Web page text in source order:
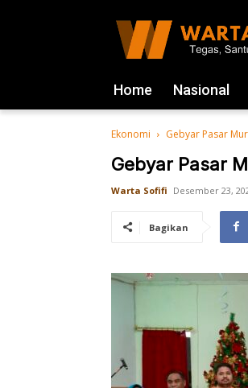
Home Nasional
Ekonomi Gebyar Pasar
Gebyar Pasar
Warta Sofifi Desember 23,
Bagikan